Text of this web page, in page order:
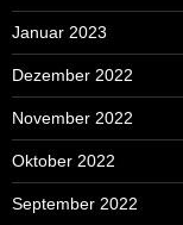
Januar 2023
Dezember 2022
November 2022
Oktober 2022
September 2022